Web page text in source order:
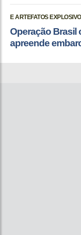
E ARTEFATOS
Operação Brasil
apreende